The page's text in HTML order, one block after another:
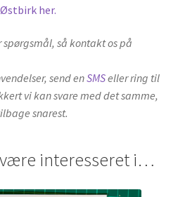
her.
så kontakt os på
send enSMSeller ring til
vi kan svare med det samme,
snarest.
være interesseret i…